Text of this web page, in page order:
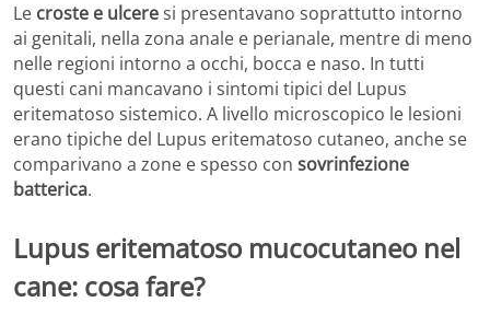
Le croste e ulceresi presentavano soprattutto intorno
ai genitali, nella zona anale e perianale, mentre di meno
nelle regioni intorno a occhi, bocca e naso. In tutti
questi cani mancavano i sintomi tipici del Lupus
eritematoso sistemico. A livello microscopico le lesioni
erano tipiche del Lupus eritematoso cutaneo, anche se
comparivano a zone e spesso con sovrinfezione
batterica.
Lupus eritematoso mucocutaneo nel
cane: cosa fare?